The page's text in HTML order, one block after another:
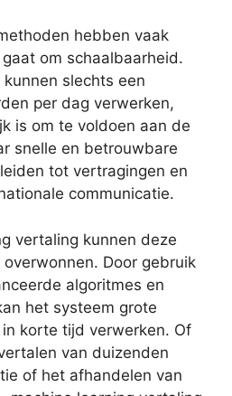
hebben vaak
om schaalbaarheid.
slechts een
per dag verwerken,
is om te voldoen aan de
snelle en betrouwbare
tot vertragingen en
communicatie.
vertaling kunnen deze
Door gebruik
algoritmes en
het systeem grote
korte tijd verwerken. Of
van duizenden
of het afhandelen van